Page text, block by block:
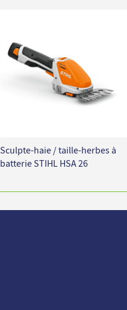
Sculpte-haie / taille-herbes à
batterie STIHL HSA 26